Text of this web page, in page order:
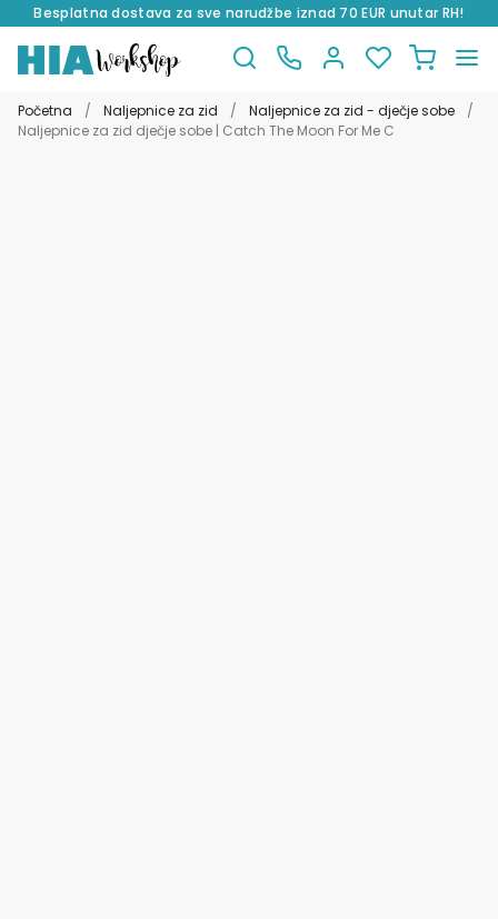
Besplatna dostava za sve narudžbe iznad 70 EUR unutar RH!
na
navigaciju
do
sadržaja
Početna / Naljepnice za zid / Naljepnice za zid - dječje sobe
/
Naljepnice za zid dječje sobe | Catch The Moon For Me C